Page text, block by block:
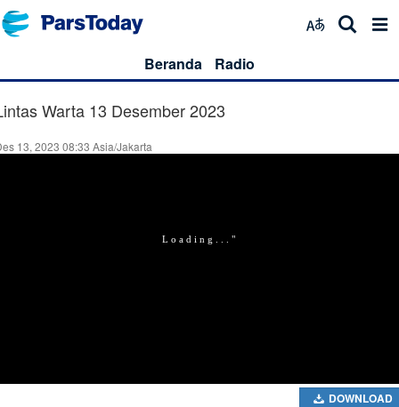
Beranda Radio
Warta 13 Desember 2023
13, 2023 08:33 Asia/Jakarta
DOWNLOAD